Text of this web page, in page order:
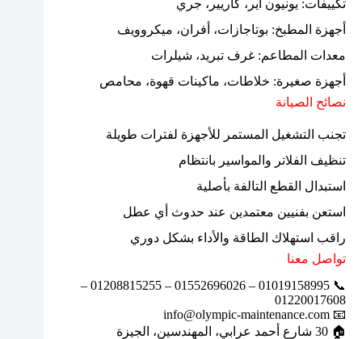
تكييفات: يونيون اير، كاريير، جري
أجهزة المطبخ: بوتاجازات، أفران، ميكروويف
معدات المطاعم: غرف تبريد، شيلرات
أجهزة صغيرة: خلاطات، ماكينات قهوة، محامص
نصائح الصيانة
تجنب التشغيل المستمر للأجهزة لفترات طويلة
تنظيف الفلاتر والمواسير بانتظام
استبدال القطع التالفة بأصلية
استعن بفنيين معتمدين عند حدوث أي عطل
راقب استهلاك الطاقة والأداء بشكل دوري
تواصل معنا
📞 01019158995 – 01552696026 – 01208815255 –
01220017608
📧 info@olympic-maintenance.com
🏠 30 شارع أحمد عرابي، المهندسين، الجيزة